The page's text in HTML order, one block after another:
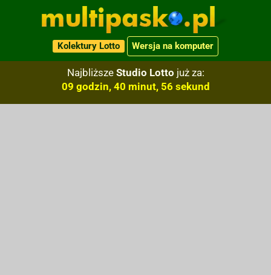
Kolektury Lotto Wersja na komputer
Najbliższe Studio Lotto już za:
09 godzin, 40 minut, 55 sekund